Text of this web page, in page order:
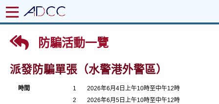
防騙活動一覽
派發防騙單張（水警港外警區）
時間
1
2
2026年6月4日上午10時至中午12時
2026年6月5日上午10時至中午12時